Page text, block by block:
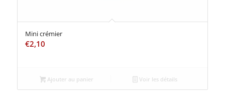
Mini crémier
€2,10
Ajouter au panier Voir les détails